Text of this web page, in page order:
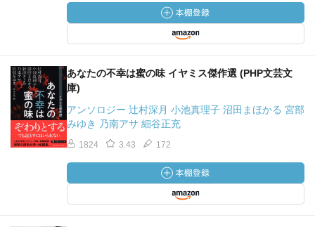
あなたの不幸は蜜の味 イヤミス傑作選 (PHP文芸文
庫)
アンソロジー 辻村深月 小池真理子 沼田まほかる 宮部
みゆき 乃南アサ 細谷正充
1824 3.43 172